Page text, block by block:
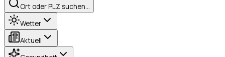
Ort oder PLZ suchen…
Wetter
Aktuell